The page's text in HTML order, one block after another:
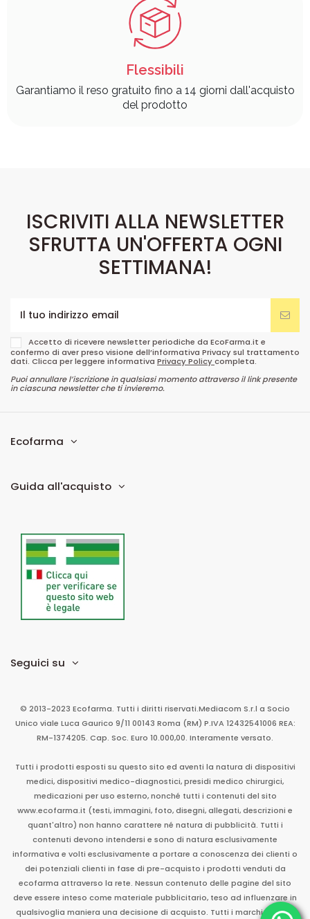
Flessibili
Garantiamo il reso gratuito fino a 14 giorni dall'acquisto
del prodotto
ISCRIVITI ALLA NEWSLETTER
SFRUTTA UN'OFFERTA OGNI
SETTIMANA!
Accetto di ricevere newsletter periodiche da EcoFarma.it e
confermo di aver preso visione dell’informativa Privacy sul trattamento
dati. Clicca per leggere informativa Privacy Policycompleta.
Puoi annullare l’iscrizione in qualsiasi momento attraverso il link presente
in ciascuna newsletter che ti invieremo.
Ecofarma
Guida all'acquisto
Seguici su
© 2013-2023 Ecofarma. Tutti i diritti riservati.Mediacom S.r.l a Socio
Unico viale Luca Gaurico 9/11 00143 Roma (RM) P.IVA 12432541006 REA:
RM-1374205. Cap. Soc. Euro 10.000,00. Interamente versato.
Tutti i prodotti esposti su questo sito ed aventi la natura di dispositivi
medici, dispositivi medico-diagnostici, presidi medico chirurgici,
medicazioni per uso esterno, nonché tutti i contenuti del sito
www.ecofarma.it (testi, immagini, foto, disegni, allegati, descrizioni e
quant'altro) non hanno carattere né natura di pubblicità. Tutti i
contenuti devono intendersi e sono di natura esclusivamente
informativa e volti esclusivamente a portare a conoscenza dei clienti o
dei potenziali clienti in fase di pre-acquisto i prodotti venduti da
ecofarma attraverso la rete. Nessun contenuto delle pagine del sito
deve essere inteso come materiale pubblicitario, teso ad influenzare in
qualsivoglia maniera una decisione di acquisto. Tutti i marchi sono di